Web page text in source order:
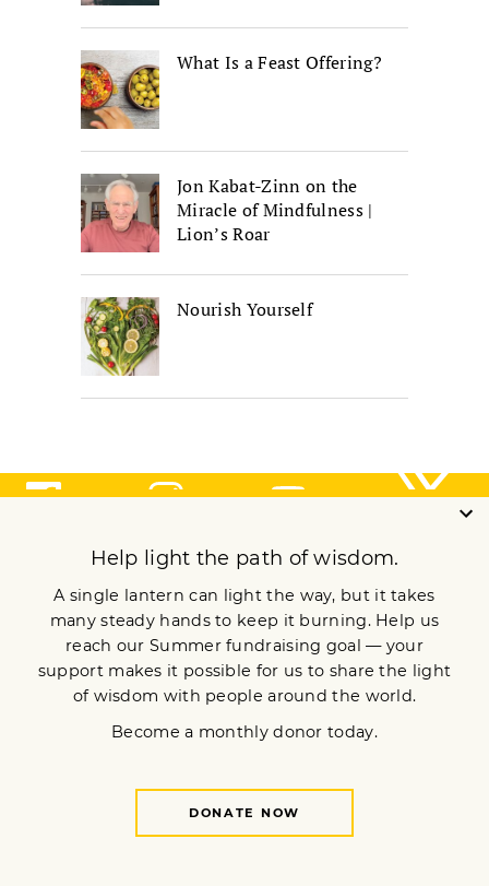
What Is a Feast Offering?
Jon Kabat-Zinn on the
Miracle of Mindfulness |
Lion’s Roar
Nourish Yourself
ARCHIVE
Meditation
Mindfulness
Buddhist Wisdom
Dharma & Society
El Camino Del Buda